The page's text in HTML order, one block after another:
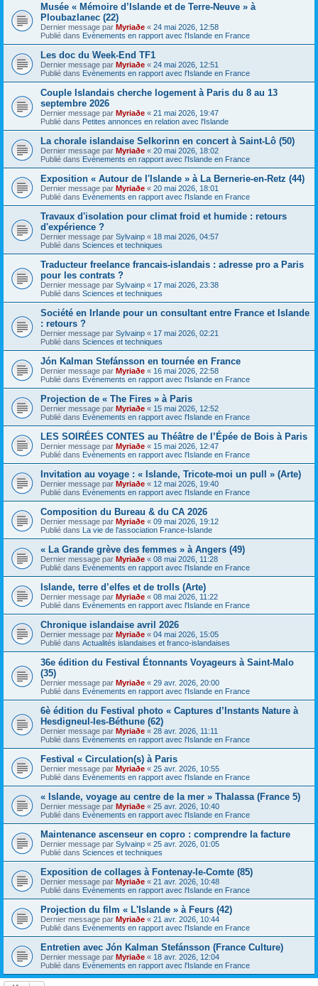
Musée « Mémoire d’Islande et de Terre-Neuve » à
Ploubazlanec (22)
Dernier message par Myriaðe « 24 mai 2026, 12:58
Publié dans Evènements en rapport avec l'Islande en France
Les doc du Week-End TF1
Dernier message par Myriaðe « 24 mai 2026, 12:51
Publié dans Evènements en rapport avec l'Islande en France
Couple Islandais cherche logement à Paris du 8 au 13
septembre 2026
Dernier message par Myriaðe « 21 mai 2026, 19:47
Publié dans Petites annonces en relation avec l'Islande
La chorale islandaise Selkorinn en concert à Saint-Lô (50)
Dernier message par Myriaðe « 20 mai 2026, 18:02
Publié dans Evènements en rapport avec l'Islande en France
Exposition « Autour de l'Islande » à La Bernerie-en-Retz (44)
Dernier message par Myriaðe « 20 mai 2026, 18:01
Publié dans Evènements en rapport avec l'Islande en France
Travaux d'isolation pour climat froid et humide : retours
d'expérience ?
Dernier message par Sylvainp « 18 mai 2026, 04:57
Publié dans Sciences et techniques
Traducteur freelance francais-islandais : adresse pro a Paris
pour les contrats ?
Dernier message par Sylvainp « 17 mai 2026, 23:38
Publié dans Sciences et techniques
Société en Irlande pour un consultant entre France et Islande
: retours ?
Dernier message par Sylvainp « 17 mai 2026, 02:21
Publié dans Sciences et techniques
Jón Kalman Stefánsson en tournée en France
Dernier message par Myriaðe « 16 mai 2026, 22:58
Publié dans Evènements en rapport avec l'Islande en France
Projection de « The Fires » à Paris
Dernier message par Myriaðe « 15 mai 2026, 12:52
Publié dans Evènements en rapport avec l'Islande en France
LES SOIRÉES CONTES au Théâtre de l’Épée de Bois à Paris
Dernier message par Myriaðe « 15 mai 2026, 12:47
Publié dans Evènements en rapport avec l'Islande en France
Invitation au voyage : « Islande, Tricote-moi un pull » (Arte)
Dernier message par Myriaðe « 12 mai 2026, 19:40
Publié dans Evènements en rapport avec l'Islande en France
Composition du Bureau & du CA 2026
Dernier message par Myriaðe « 09 mai 2026, 19:12
Publié dans La vie de l'association France-Islande
« La Grande grève des femmes » à Angers (49)
Dernier message par Myriaðe « 08 mai 2026, 11:28
Publié dans Evènements en rapport avec l'Islande en France
Islande, terre d’elfes et de trolls (Arte)
Dernier message par Myriaðe « 08 mai 2026, 11:22
Publié dans Evènements en rapport avec l'Islande en France
Chronique islandaise avril 2026
Dernier message par Myriaðe « 04 mai 2026, 15:05
Publié dans Actualités islandaises et franco-islandaises
36e édition du Festival Étonnants Voyageurs à Saint-Malo
(35)
Dernier message par Myriaðe « 29 avr. 2026, 20:00
Publié dans Evènements en rapport avec l'Islande en France
6è édition du Festival photo « Captures d’Instants Nature à
Hesdigneul-les-Béthune (62)
Dernier message par Myriaðe « 28 avr. 2026, 11:11
Publié dans Evènements en rapport avec l'Islande en France
Festival « Circulation(s) à Paris
Dernier message par Myriaðe « 25 avr. 2026, 10:55
Publié dans Evènements en rapport avec l'Islande en France
« Islande, voyage au centre de la mer » Thalassa (France 5)
Dernier message par Myriaðe « 25 avr. 2026, 10:40
Publié dans Evènements en rapport avec l'Islande en France
Maintenance ascenseur en copro : comprendre la facture
Dernier message par Sylvainp « 25 avr. 2026, 01:05
Publié dans Sciences et techniques
Exposition de collages à Fontenay-le-Comte (85)
Dernier message par Myriaðe « 21 avr. 2026, 10:48
Publié dans Evènements en rapport avec l'Islande en France
Projection du film « L'Islande » à Feurs (42)
Dernier message par Myriaðe « 21 avr. 2026, 10:44
Publié dans Evènements en rapport avec l'Islande en France
Entretien avec Jón Kalman Stefánsson (France Culture)
Dernier message par Myriaðe « 18 avr. 2026, 12:04
Publié dans Evènements en rapport avec l'Islande en France